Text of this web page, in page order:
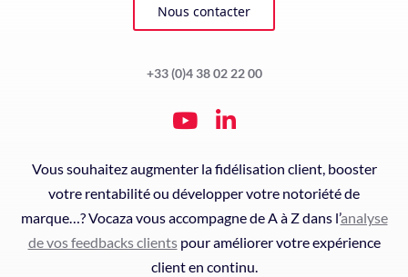
Nous contacter
+33 (0)4 38 02 22 00
Vous souhaitez augmenter la fidélisation client, booster
votre rentabilité ou développer votre notoriété de
marque…? Vocaza vous accompagne de A à Z dans l’analyse
de vos feedbacks clientspour améliorer votre expérience
client en continu.